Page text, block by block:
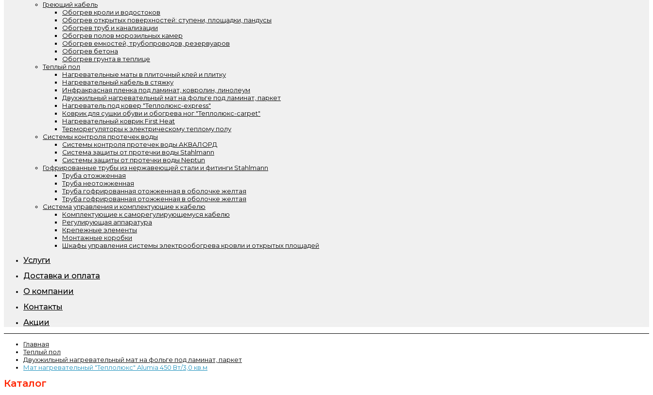
Греющий кабель
Обогрев кроли и водостоков
Обогрев открытых поверхностей: ступени, площадки, пандусы
Обогрев труб и канализации
Обогрев полов морозильных камер
Обогрев емкостей, трубопроводов, резервуаров
Обогрев бетона
Обогрев грунта в теплице
Теплый пол
Нагревательные маты в плиточный клей и плитку
Нагревательный кабель в стяжку
Инфракрасная пленка под ламинат, ковролин, линолеум
Двухжильный нагревательный мат на фольге под ламинат, паркет
Нагреватель под ковер "Теплолюкс-express"
Коврик для сушки обуви и обогрева ног "Теплолюкс-carpet"
Нагревательный коврик First Heat
Терморегуляторы к электрическому теплому полу
Системы контроля протечек воды
Системы контроля протечек воды АКВАЛОРД
Система защиты от протечки воды Stahlmann
Системы защиты от протечки воды Neptun
Гофрированные трубы из нержавеющей стали и фитинги Stahlmann
Труба отожженная
Труба неотожженная
Труба гофрированная отожженная в оболочке желтая
Труба гофрированная отожженная в оболочке желтая
Система управления и комплектующие к кабелю
Комплектующие к саморегулирующемуся кабелю
Регулирующая аппаратура
Крепежные элементы
Монтажные коробки
Шкафы управления системы электрообогрева кровли и открытых площадей
Услуги
Доставка и оплата
О компании
Контакты
Акции
Главная
Теплый пол
Двухжильный нагревательный мат на фольге под ламинат, паркет
Мат нагревательный "Теплолюкс" Alumia 450 Вт/3,0 кв.м
Каталог